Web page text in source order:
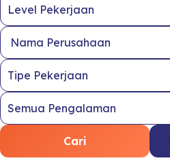
Nama Perusahaan
Cari